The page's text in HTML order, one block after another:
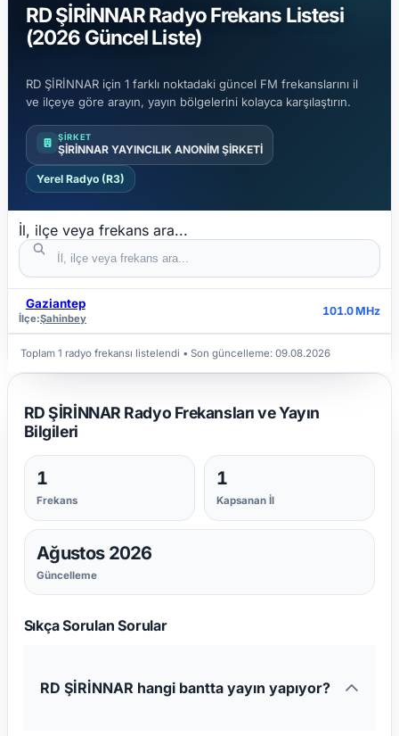
RD ŞİRİNNAR Radyo Frekans Listesi
(2026 Güncel Liste)
RD ŞİRİNNAR için 1 farklı noktadaki güncel FM frekanslarını il
ve ilçeye göre arayın, yayın bölgelerini kolayca karşılaştırın.
ŞIRKET
ŞİRİNNAR YAYINCILIK ANONİM ŞİRKETİ
Yerel Radyo (R3)
İl, ilçe veya frekans ara...
İL
Gaziantep
İlçe:Şahinbey
101.0 MHz
Toplam 1 radyo frekansı listelendi • Son güncelleme:09.08.2026
RD ŞİRİNNAR Radyo Frekansları ve Yayın
Bilgileri
1
Frekans
1
Kapsanan İl
Ağustos 2026
Güncelleme
Sıkça Sorulan Sorular
RD ŞİRİNNAR hangi bantta yayın yapıyor?